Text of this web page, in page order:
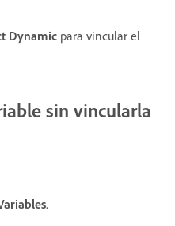
Dynamic para vincular el
sin vincularla
.